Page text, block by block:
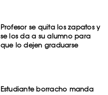
Profesor se quita los zapatos y
se los da a su alumno para
que lo dejen graduarse
Estudiante borracho manda